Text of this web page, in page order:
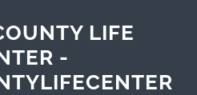
LIFE
-